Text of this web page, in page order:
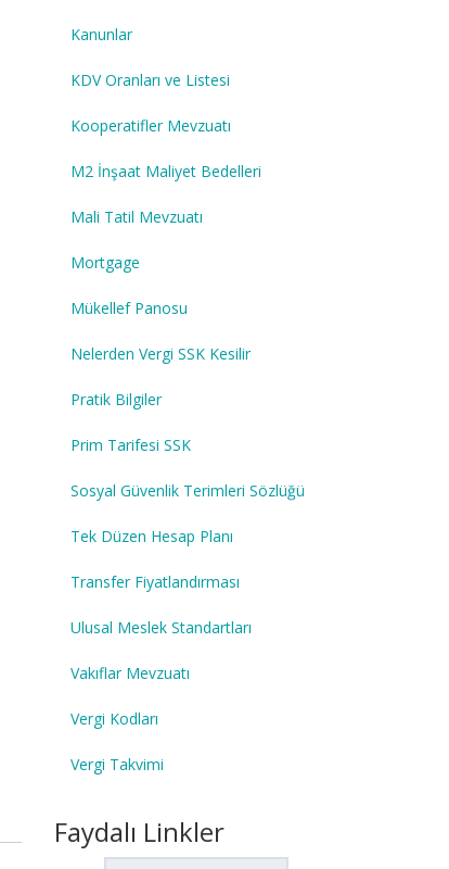
Kanunlar
KDV Oranları ve Listesi
Kooperatifler Mevzuatı
M2 İnşaat Maliyet Bedelleri
Mali Tatil Mevzuatı
Mortgage
Mükellef Panosu
Nelerden Vergi SSK Kesilir
Pratik Bilgiler
Prim Tarifesi SSK
Sosyal Güvenlik Terimleri Sözlüğü
Tek Düzen Hesap Planı
Transfer Fiyatlandırması
Ulusal Meslek Standartları
Vakıflar Mevzuatı
Vergi Kodları
Vergi Takvimi
Faydalı Linkler